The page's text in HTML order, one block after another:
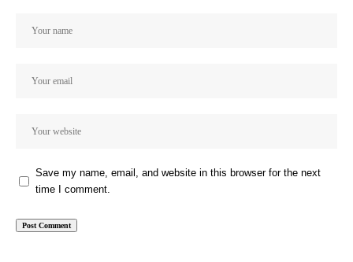
Save my name, email, and website in this browser for the next
time I comment.